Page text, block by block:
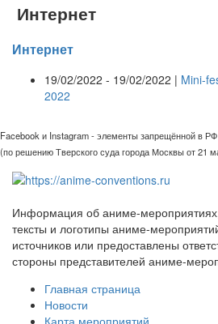
Интернет
Интернет
19/02/2022 - 19/02/2022 | Mini-
2022
Facebook и Instagram - элементы запрещённой в РФ
(по решению Тверского суда города Москвы от 21
Информация об аниме-
тексты и логотипы аниме-
источников или предоставлены
стороны представителей аниме-
Главная страница
Новости